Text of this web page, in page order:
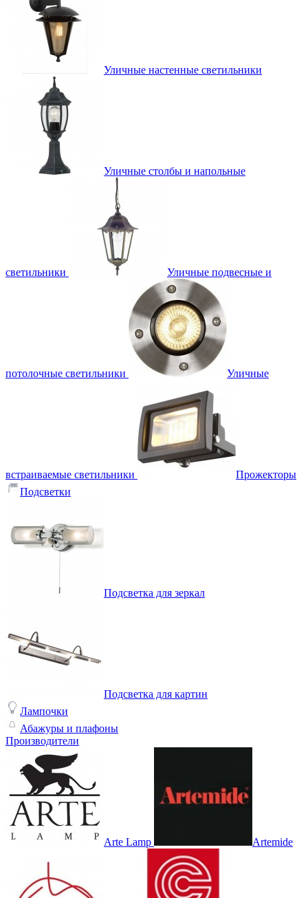
Уличные настенные светильники
Уличные столбы и напольные
светильники Уличные подвесные и
потолочные светильники Уличные
встраиваемые светильники
Прожекторы
Подсветки
Подсветка для зеркал
Подсветка для картин
Лампочки
Абажуры и плафоны
Производители
Arte Lamp Artemide